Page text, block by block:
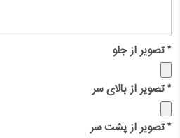
*تصویر از جلو
*تصویر از بالای سر
*تصویر از پشت سر